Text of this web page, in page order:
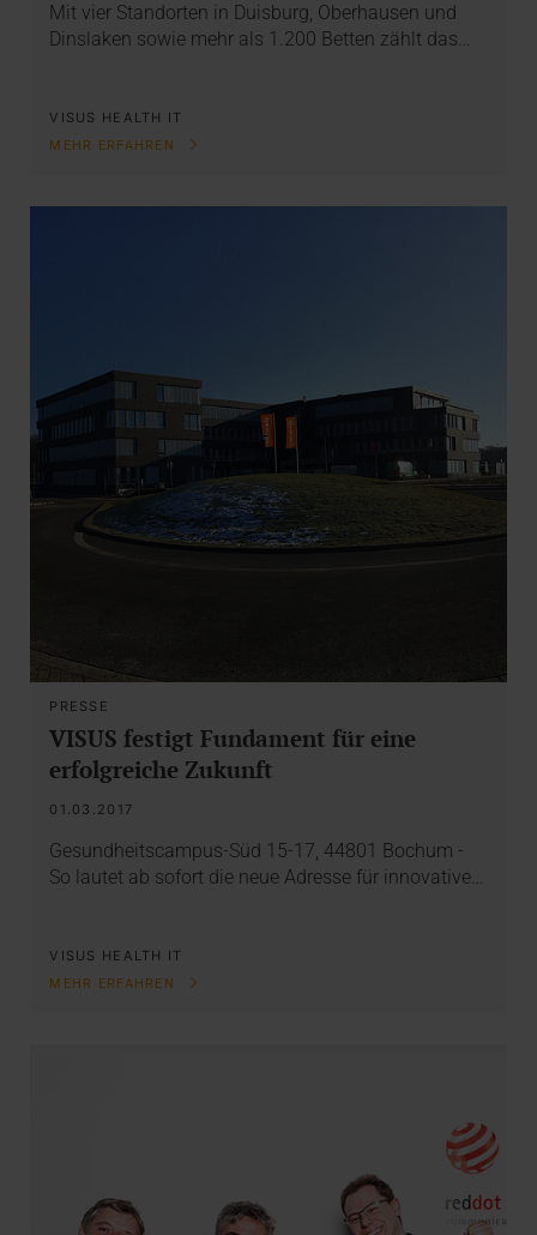
Mit vier Standorten in Duisburg, Oberhausen und
Dinslaken sowie mehr als 1.200 Betten zählt das…
VISUS HEALTH IT
MEHR ERFAHREN
PRESSE
VISUS festigt Fundament für eine
erfolgreiche Zukunft
01.03.2017
Gesundheitscampus-Süd 15-17, 44801 Bochum -
So lautet ab sofort die neue Adresse für innovative…
VISUS HEALTH IT
MEHR ERFAHREN